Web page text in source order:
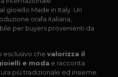
gioiello Made in Italy. Un
orafa italiana,
per buyers provenienti da
esclusivo che valorizza il
e moda e racconta
più tradizionale ed insieme